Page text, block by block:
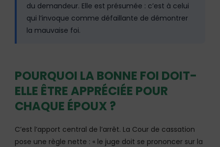
du demandeur. Elle est présumée : c’est à celui
qui l’invoque comme défaillante de démontrer
la mauvaise foi.
POURQUOI LA BONNE FOI DOIT-
ELLE ÊTRE APPRÉCIÉE POUR
CHAQUE ÉPOUX ?
C’est l’apport central de l’arrêt. La Cour de cassation
pose une règle nette : « le juge doit se prononcer sur la